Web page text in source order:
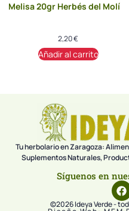
Melisa 20gr Herbés del Molí
2,20€
Añadir al carrito
Tu herbolario en Zaragoza:
Suplementos Naturales,
Síguenos en
©2026 Ideya Verde -